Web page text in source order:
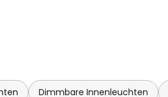
einbindbar über Casambi-
erhältlich)
Dimmbare Innenleuchten